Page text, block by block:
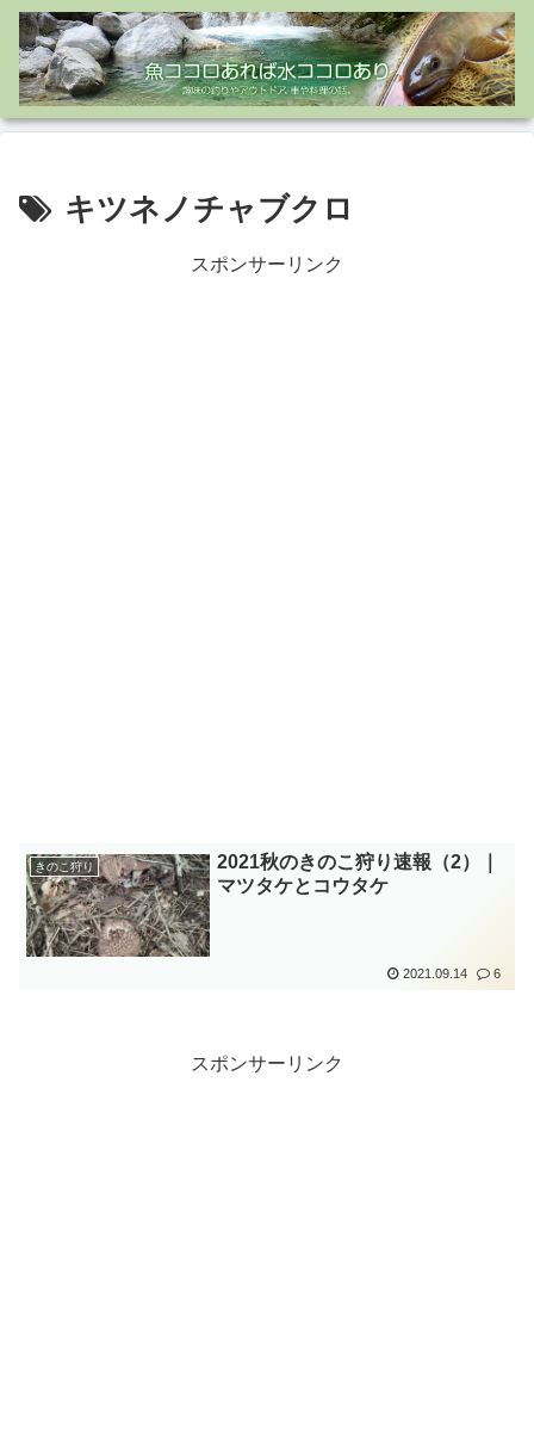
キツネノチャブクロ
スポンサーリンク
きのこ狩り
2021秋のきのこ狩り速報（2）｜
マツタケとコウタケ
2021.09.14 6
スポンサーリンク